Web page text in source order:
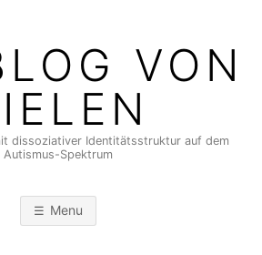
VON
dissoziativer Identitätsstruktur auf dem
Autismus-Spektrum
Menu